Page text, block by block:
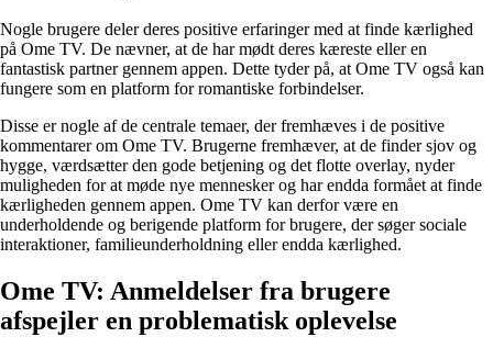
Nogle brugere deler deres positive erfaringer med at finde kærlighed
på Ome TV. De nævner, at de har mødt deres kæreste eller en
fantastisk partner gennem appen. Dette tyder på, at Ome TV også kan
fungere som en platform for romantiske forbindelser.
Disse er nogle af de centrale temaer, der fremhæves i de positive
kommentarer om Ome TV. Brugerne fremhæver, at de finder sjov og
hygge, værdsætter den gode betjening og det flotte overlay, nyder
muligheden for at møde nye mennesker og har endda formået at finde
kærligheden gennem appen. Ome TV kan derfor være en
underholdende og berigende platform for brugere, der søger sociale
interaktioner, familieunderholdning eller endda kærlighed.
Ome TV: Anmeldelser fra brugere
afspejler en problematisk oplevelse